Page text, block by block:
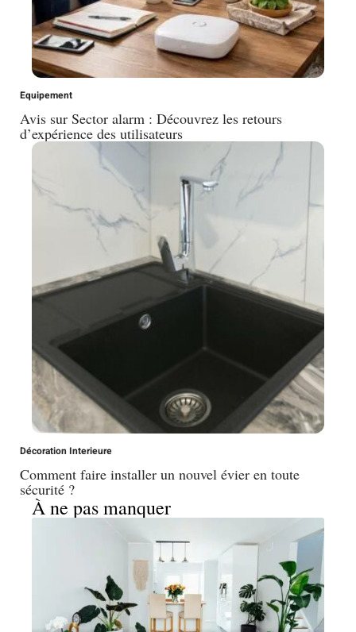
Equipement
Avis sur Sector alarm : Découvrez les retours
d’expérience des utilisateurs
Décoration Interieure
Comment faire installer un nouvel évier en toute
sécurité ?
À ne pas manquer